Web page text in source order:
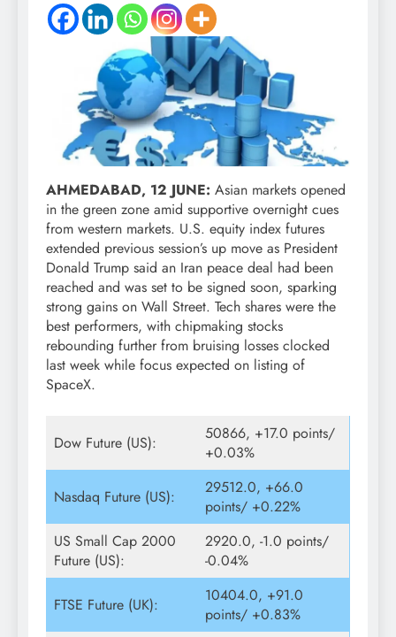
AHMEDABAD, 12 JUNE: Asian markets opened
in the green zone amid supportive overnight cues
from western markets. U.S. equity index futures
extended previous session’s up move as President
Donald Trump said an Iran peace deal had been
reached and was set to be signed soon, sparking
strong gains on Wall Street. Tech shares were the
best performers, with chipmaking stocks
rebounding further from bruising losses clocked
last week while focus expected on listing of
SpaceX.
Dow Future (US):
50866, +17.0 points/
+0.03%
Nasdaq Future (US):
29512.0, +66.0
points/ +0.22%
US Small Cap 2000
Future (US):
2920.0, -1.0 points/
-0.04%
FTSE Future (UK):
10404.0, +91.0
points/ +0.83%